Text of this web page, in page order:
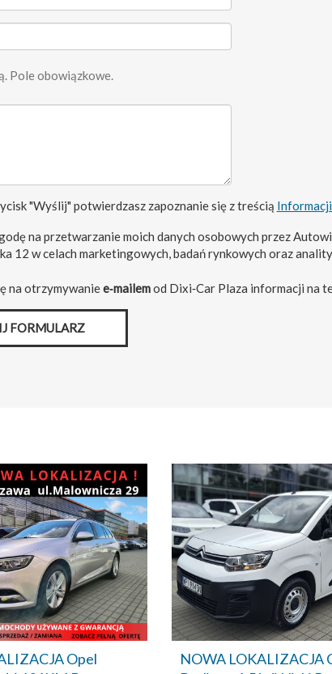
Pole obowiązkowe.
"Wyślij" potwierdzasz zapoznanie się z treścią
na przetwarzanie moich danych osobowych przez
12 w celach marketingowych, badań rynkowych oraz
na otrzymywaniee‑mailemod Dixi‑Car Plaza informacji na
FORMULARZ
Opel
NOWA LOKALIZACJA